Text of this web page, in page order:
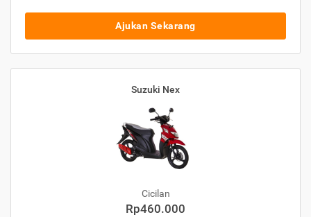
Ajukan Sekarang
Suzuki Nex
Cicilan
Rp460.000